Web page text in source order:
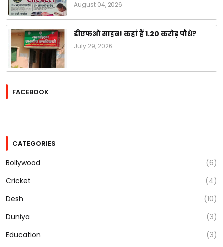
August 04, 2026
डीएफओ साहब! कहां हैं 1.20 करोड़ पौधे?
July 29, 2026
FACEBOOK
CATEGORIES
Bollywood
(6)
Cricket
(4)
Desh
(10)
Duniya
(3)
Education
(3)